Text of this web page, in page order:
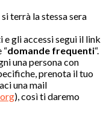
terrà la stessa sera
gli accessi segui il link
“domande frequenti“.
una persona con
prenota il tuo
una mail
), così ti daremo